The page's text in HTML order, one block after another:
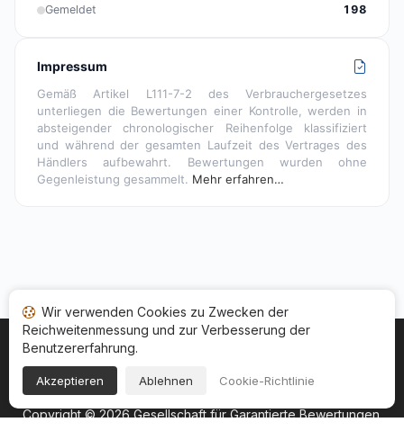
Gemeldet
198
Impressum
Gemäß Artikel L111-7-2 des Verbrauchergesetzes
unterliegen die Bewertungen einer Kontrolle, werden in
absteigender chronologischer Reihenfolge klassifiziert
und während der gesamten Laufzeit des Vertrages des
Händlers aufbewahrt. Bewertungen wurden ohne
Gegenleistung gesammelt. Mehr erfahren…
Startseite Ihr Bewertungsstatus
Allgemeine Nutzungsbedingugen
Rechtshinweise
Copyright © 2026Gesellschaft für Garantierte Bewertungen.
Wir verwenden Cookies zu Zwecken der
Reichweitenmessung und zur Verbesserung der
Benutzererfahrung.
Akzeptieren Ablehnen Cookie-Richtlinie